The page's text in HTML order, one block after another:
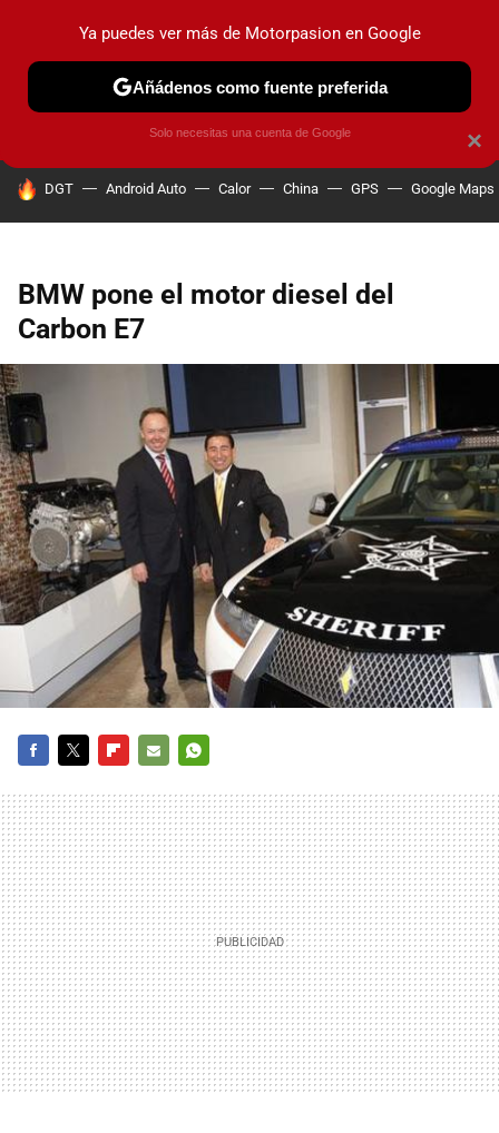
PRUEBAS COCHES ELÉCTRICOS OBSERVATORIO
HOY SE HABLA DE
DGT Android Auto Calor China GPS Google Maps
BMW pone el motor diesel del
Carbon E7
MAIL
×
Ya puedes ver más de Motorpasion en Google
Añádenos como fuente preferida
Solo necesitas una cuenta de Google